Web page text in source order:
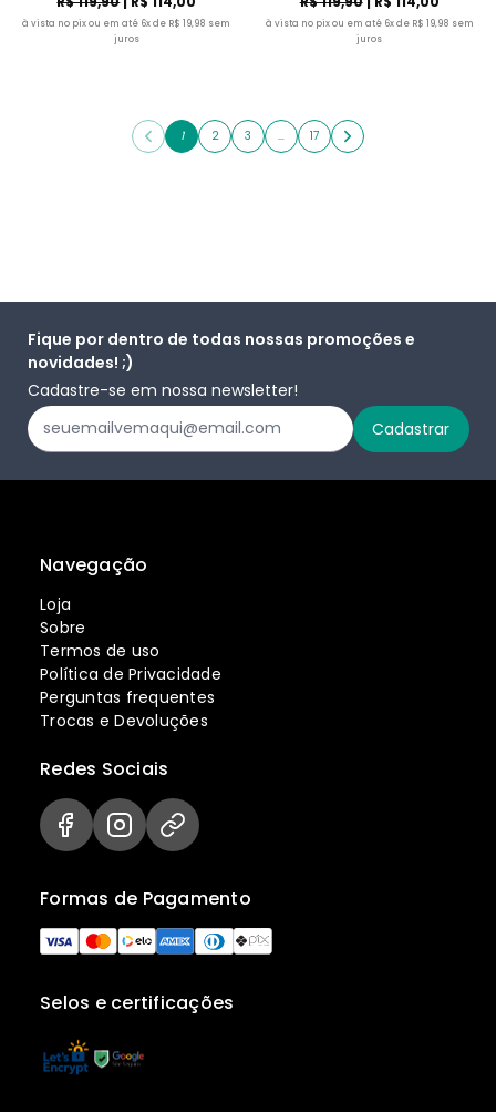
à vista no pix ou em até 6x de R$ 19,98 sem
juros
à vista no pix ou em até 6x de R$ 19,98 sem
juros
1 2 3 … 17
Fique por dentro de todas nossas promoções e
novidades! ;)
Cadastre-se em nossa newsletter!
Navegação
Loja
Sobre
Termos de uso
Política de Privacidade
Perguntas frequentes
Trocas e Devoluções
Selos e certificações
Formas de Pagamento
Redes Sociais